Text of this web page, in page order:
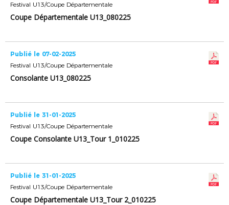
Festival U13/Coupe Départementale
Coupe Départementale U13_080225
Publié le 07-02-2025
Festival U13/Coupe Départementale
Consolante U13_080225
Publié le 31-01-2025
Festival U13/Coupe Départementale
Coupe Consolante U13_Tour 1_010225
Publié le 31-01-2025
Festival U13/Coupe Départementale
Coupe Départementale U13_Tour 2_010225